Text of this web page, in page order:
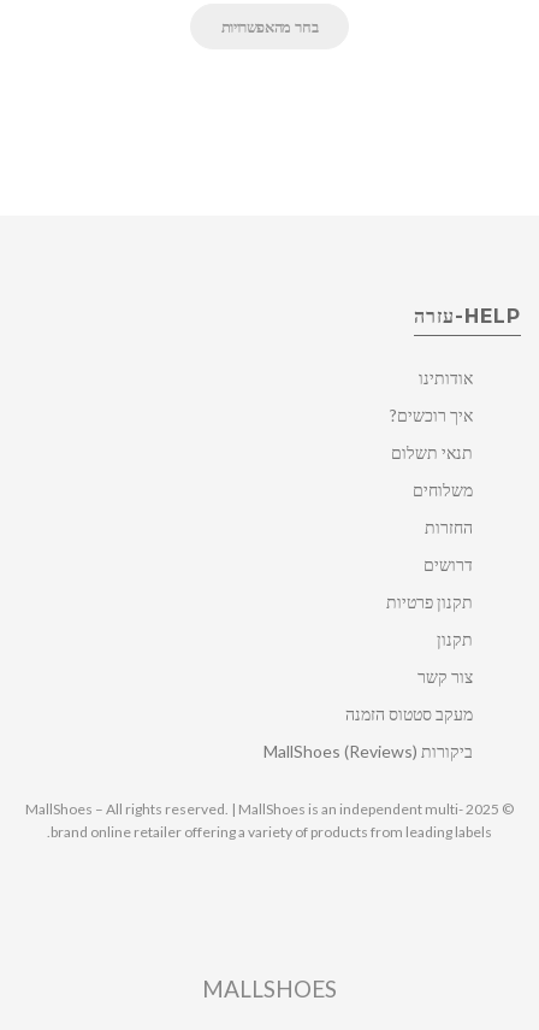
בחר מהאפשרויות
HELP-עזרה
אודותינו
איך רוכשים?
תנאי תשלום
משלוחים
החזרות
דרושים
תקנון פרטיות
תקנון
צור קשר
מעקב סטטוס הזמנה
ביקורות MallShoes (Reviews)
© 2025 MallShoes – All rights reserved. | MallShoes is an independent multi-
brand online retailer offering a variety of products from leading labels.
MALLSHOES